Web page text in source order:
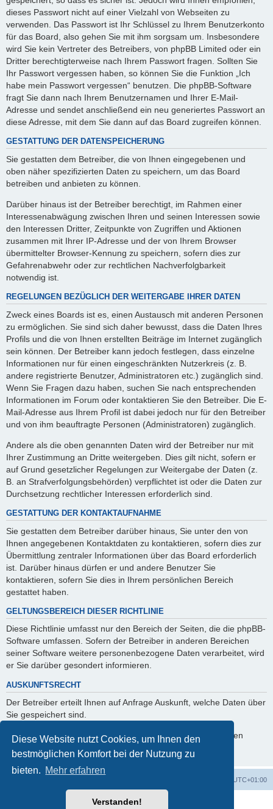
Diese Website nutzt Cookies, um Ihnen den
bestmöglichen Komfort bei der Nutzung zu
bieten. Mehr erfahren
Verstanden!
dieses Passwort nicht auf einer Vielzahl von Webseiten zu
verwenden. Das Passwort ist Ihr Schlüssel zu Ihrem Benutzerkonto
für das Board, also gehen Sie mit ihm sorgsam um. Insbesondere
wird Sie kein Vertreter des Betreibers, von phpBB Limited oder ein
Dritter berechtigterweise nach Ihrem Passwort fragen. Sollten Sie
Ihr Passwort vergessen haben, so können Sie die Funktion „Ich
habe mein Passwort vergessen“ benutzen. Die phpBB-Software
fragt Sie dann nach Ihrem Benutzernamen und Ihrer E-Mail-
Adresse und sendet anschließend ein neu generiertes Passwort an
diese Adresse, mit dem Sie dann auf das Board zugreifen können.
GESTATTUNG DER DATENSPEICHERUNG
Sie gestatten dem Betreiber, die von Ihnen eingegebenen und
oben näher spezifizierten Daten zu speichern, um das Board
betreiben und anbieten zu können.
Darüber hinaus ist der Betreiber berechtigt, im Rahmen einer
Interessenabwägung zwischen Ihren und seinen Interessen sowie
den Interessen Dritter, Zeitpunkte von Zugriffen und Aktionen
zusammen mit Ihrer IP-Adresse und der von Ihrem Browser
übermittelter Browser-Kennung zu speichern, sofern dies zur
Gefahrenabwehr oder zur rechtlichen Nachverfolgbarkeit
notwendig ist.
REGELUNGEN BEZÜGLICH DER WEITERGABE IHRER DATEN
Zweck eines Boards ist es, einen Austausch mit anderen Personen
zu ermöglichen. Sie sind sich daher bewusst, dass die Daten Ihres
Profils und die von Ihnen erstellten Beiträge im Internet zugänglich
sein können. Der Betreiber kann jedoch festlegen, dass einzelne
Informationen nur für einen eingeschränkten Nutzerkreis (z. B.
andere registrierte Benutzer, Administratoren etc.) zugänglich sind.
Wenn Sie Fragen dazu haben, suchen Sie nach entsprechenden
Informationen im Forum oder kontaktieren Sie den Betreiber. Die E-
Mail-Adresse aus Ihrem Profil ist dabei jedoch nur für den Betreiber
und von ihm beauftragte Personen (Administratoren) zugänglich.
Andere als die oben genannten Daten wird der Betreiber nur mit
Ihrer Zustimmung an Dritte weitergeben. Dies gilt nicht, sofern er
auf Grund gesetzlicher Regelungen zur Weitergabe der Daten (z.
B. an Strafverfolgungsbehörden) verpflichtet ist oder die Daten zur
Durchsetzung rechtlicher Interessen erforderlich sind.
GESTATTUNG DER KONTAKTAUFNAHME
Sie gestatten dem Betreiber darüber hinaus, Sie unter den von
Ihnen angegebenen Kontaktdaten zu kontaktieren, sofern dies zur
Übermittlung zentraler Informationen über das Board erforderlich
ist. Darüber hinaus dürfen er und andere Benutzer Sie
kontaktieren, sofern Sie dies in Ihrem persönlichen Bereich
gestattet haben.
GELTUNGSBEREICH DIESER RICHTLINIE
Diese Richtlinie umfasst nur den Bereich der Seiten, die die phpBB-
Software umfassen. Sofern der Betreiber in anderen Bereichen
seiner Software weitere personenbezogene Daten verarbeitet, wird
er Sie darüber gesondert informieren.
AUSKUNFTSRECHT
Der Betreiber erteilt Ihnen auf Anfrage Auskunft, welche Daten über
Sie gespeichert sind.
Sie können jederzeit die Löschung bzw. Sperrung Ihrer Daten
verlangen. Kontaktieren Sie hierzu bitte den Betreiber.
UTC+01:00
Powered byphpBB® Forum Software © phpBB Limited